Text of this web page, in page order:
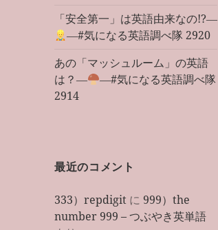
「安全第一」は英語由来なの!?―
―#気になる英語調べ隊 2920
あの「マッシュルーム」の英語
は？―
―#気になる英語調べ隊
2914
最近のコメント
333）repdigit に999）the
number 999 – つぶやき英単語